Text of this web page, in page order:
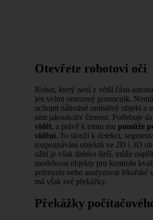
Otevřete robotovi oči
Robot, který není z větší části
jen velmi omezený pomocník.
uchopit náhodně umístěný objekt a
ním jakoukoliv činnost. Potřebuje
vidět, a právě k tomu mu pomůže
vidění. To slouží k detekci,
rozpoznávání objektů ve 2D i 3D
užití je však daleko širší, může
modelovat objekty pro kontrolu
průmyslu nebo analyzovat lékařské
má však své překážky.
Překážky